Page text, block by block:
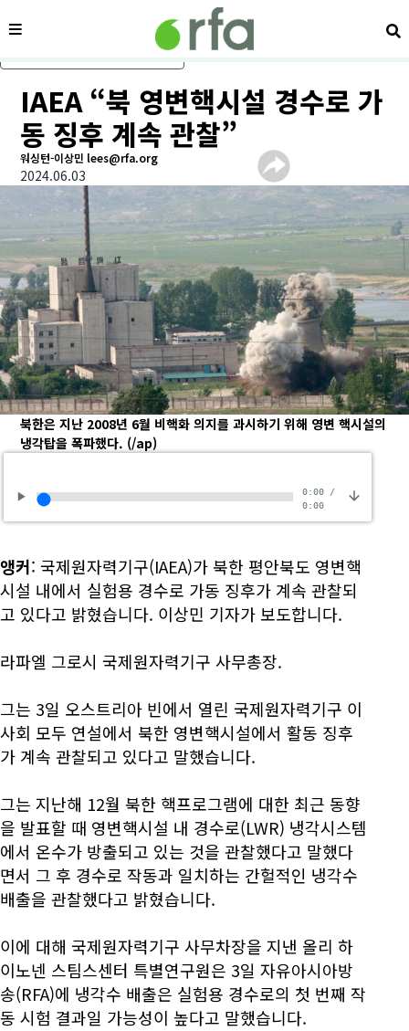
메인 콘텐츠로 건너뛰기
메뉴 검
IAEA “북 영변핵시설 경수로 가
동 징후 계속 관찰”
워싱턴-이상민 lees@rfa.org
2024.06.03
북한은 지난 2008년 6월 비핵화 의지를 과시하기 위해 영변 핵시설의
냉각탑을 폭파했다. (/ap)
0:00/
0:00
앵커: 국제원자력기구(IAEA)가 북한 평안북도 영변핵
시설 내에서 실험용 경수로 가동 징후가 계속 관찰되
고 있다고 밝혔습니다. 이상민 기자가 보도합니다.
라파엘 그로시 국제원자력기구 사무총장.
그는 3일 오스트리아 빈에서 열린 국제원자력기구 이
사회 모두 연설에서 북한 영변핵시설에서 활동 징후
가 계속 관찰되고 있다고 말했습니다.
그는 지난해 12월 북한 핵프로그램에 대한 최근 동향
을 발표할 때 영변핵시설 내 경수로(LWR) 냉각시스템
에서 온수가 방출되고 있는 것을 관찰했다고 말했다
면서 그 후 경수로 작동과 일치하는 간헐적인 냉각수
배출을 관찰했다고 밝혔습니다.
이에 대해 국제원자력기구 사무차장을 지낸 올리 하
이노넨 스팀스센터 특별연구원은 3일 자유아시아방
송(RFA)에 냉각수 배출은 실험용 경수로의 첫 번째 작
동 시험 결과일 가능성이 높다고 말했습니다.